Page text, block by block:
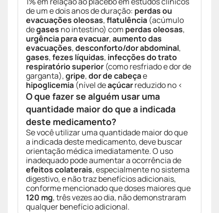
de um e dois anos de duração: perdas ou
evacuações oleosas,flatulência (acúmulo
degases no intestino) com perdas oleosas,
urgência para evacuar,aumento das
evacuações,desconforto/dor abdominal,
gases,fezes líquidas, infecções do trato
respiratório superior (como resfriado e dor de
garganta),gripe,dor de cabeçae
hipoglicemia (nível deaçúcarreduzido no <
O que fazer se alguém usar uma
quantidade maior do que a indicada
deste medicamento?
Se você utilizar uma quantidade maior do que
a indicada deste medicamento, deve buscar
orientação médica imediatamente. O uso
inadequado pode aumentar a ocorrência de
efeitos colaterais, especialmente no sistema
digestivo, e não traz benefícios adicionais,
conforme mencionado que doses maiores que
120 mg, três vezes ao dia, não demonstraram
qualquer benefício adicional.